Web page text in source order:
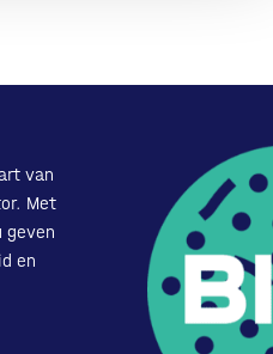
van
Met
geven
en